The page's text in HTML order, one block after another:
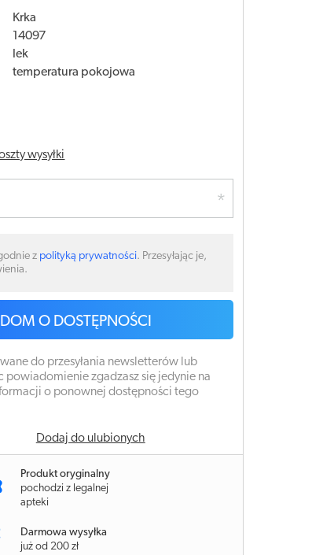
Krka
14097
lek
temperatura pokojowa
wysyłki
z polityką prywatności. Przesyłając je,
O DOSTĘPNOŚCI
do przesyłania newsletterów lub
powiadomienie zgadzasz się jedynie na
o ponownej dostępności tego
Dodaj do ulubionych
Produkt oryginalny
pochodzi z legalnej
apteki
Darmowa wysyłka
już od 200 zł